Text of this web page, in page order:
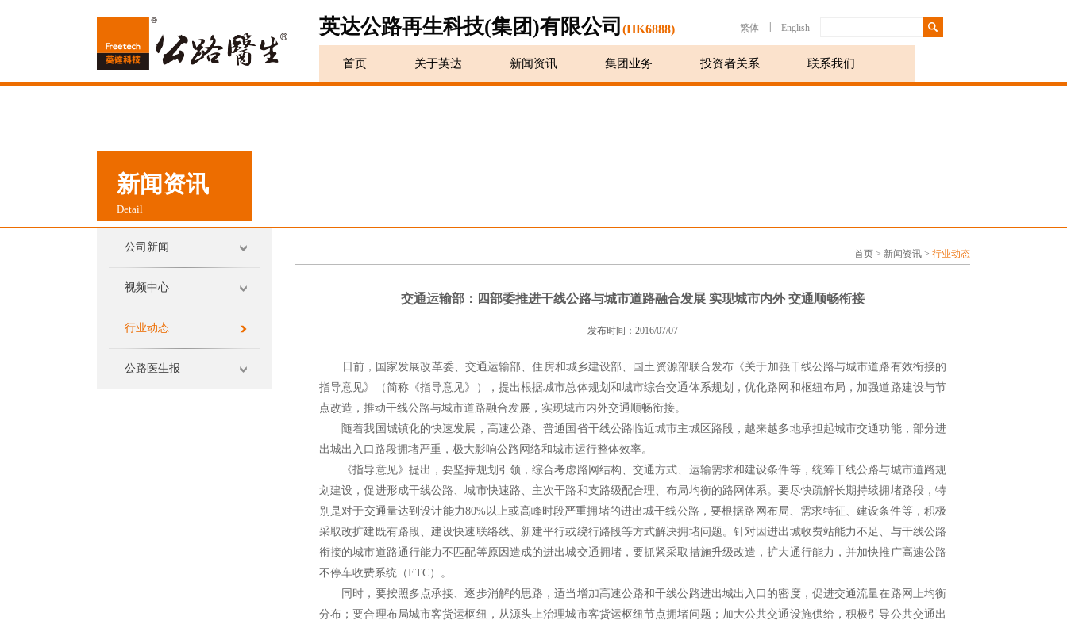
英达公路再生科技(集团)有限公司 (HK6888) 繁体 English
首页 关于英达 新闻资讯 集团业务 投资者关系 联系我们
新闻资讯
Detail
公司新闻
视频中心
行业动态
公路医生报
首页 > 新闻资讯 > 行业动态
交通运输部：四部委推进干线公路与城市道路融合发展 实现城市内外 交通顺畅衔接
发布时间：2016/07/07
日前，国家发展改革委、交通运输部、住房和城乡建设部、国土资源部联合发布《关于加强干线公路与城市道路有效衔接的
指导意见》（简称《指导意见》），提出根据城市总体规划和城市综合交通体系规划，优化路网和枢纽布局，加强道路建设与节
点改造，推动干线公路与城市道路融合发展，实现城市内外交通顺畅衔接。
随着我国城镇化的快速发展，高速公路、普通国省干线公路临近城市主城区路段，越来越多地承担起城市交通功能，部分进
出城出入口路段拥堵严重，极大影响公路网络和城市运行整体效率。
《指导意见》提出，要坚持规划引领，综合考虑路网结构、交通方式、运输需求和建设条件等，统筹干线公路与城市道路规
划建设，促进形成干线公路、城市快速路、主次干路和支路级配合理、布局均衡的路网体系。要尽快疏解长期持续拥堵路段，特
别是对于交通量达到设计能力80%以上或高峰时段严重拥堵的进出城干线公路，要根据路网布局、需求特征、建设条件等，积极
采取改扩建既有路段、建设快速联络线、新建平行或绕行路段等方式解决拥堵问题。针对因进出城收费站能力不足、与干线公路
衔接的城市道路通行能力不匹配等原因造成的进出城交通拥堵，要抓紧采取措施升级改造，扩大通行能力，并加快推广高速公路
不停车收费系统（ETC）。
同时，要按照多点承接、逐步消解的思路，适当增加高速公路和干线公路进出城出入口的密度，促进交通流量在路网上均衡
分布；要合理布局城市客货运枢纽，从源头上治理城市客货运枢纽节点拥堵问题；加大公共交通设施供给，积极引导公共交通出